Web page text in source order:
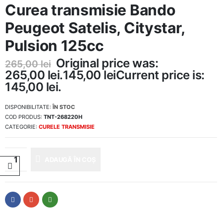
Curea transmisie Bando
Peugeot Satelis, Citystar,
Pulsion 125cc
265,00lei Original price was:
265,00 lei.145,00 leiCurrent price is:
145,00 lei.
DISPONIBILITATE: ÎN STOC
COD PRODUS: TNT-268220H
CATEGORIE: CURELE TRANSMISIE